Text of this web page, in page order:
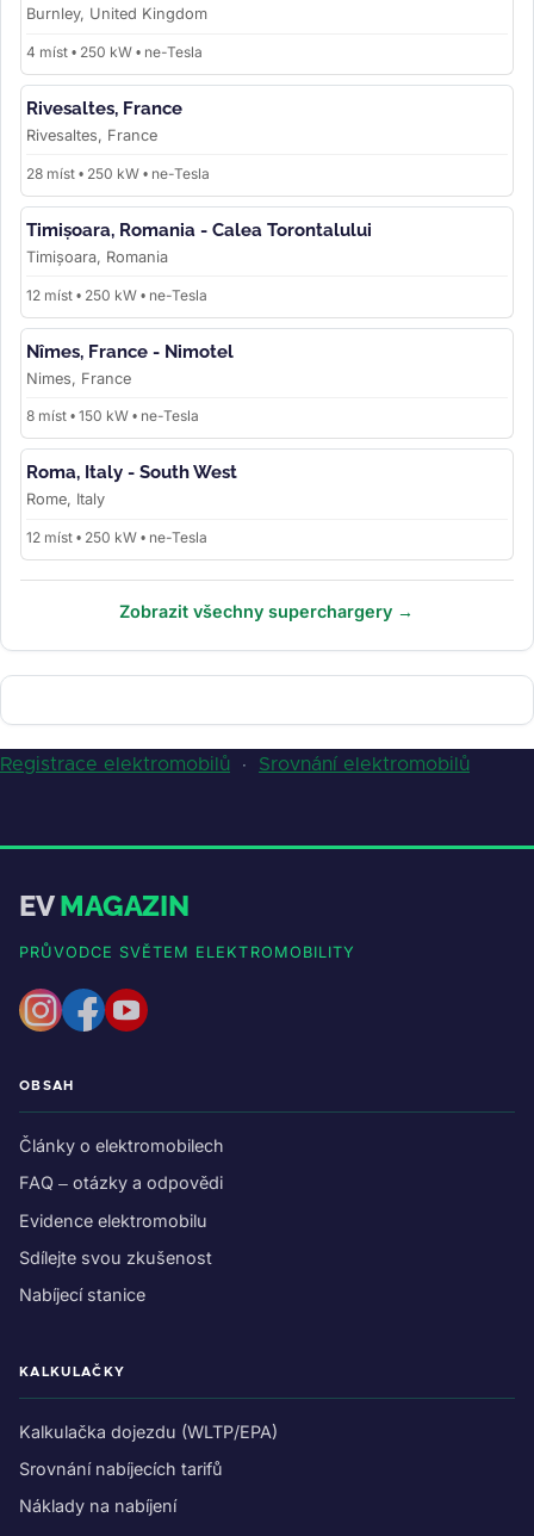
Burnley, United Kingdom
4 míst • 250 kW • ne-Tesla
Rivesaltes, France
Rivesaltes, France
28 míst • 250 kW • ne-Tesla
Timișoara, Romania - Calea Torontalului
Timișoara, Romania
12 míst • 250 kW • ne-Tesla
Nîmes, France - Nimotel
Nimes, France
8 míst • 150 kW • ne-Tesla
Roma, Italy - South West
Rome, Italy
12 míst • 250 kW • ne-Tesla
Zobrazit všechny superchargery →
Registrace elektromobilů · Srovnání elektromobilů
EVMAGAZIN
PRŮVODCE SVĚTEM ELEKTROMOBILITY
OBSAH
Články o elektromobilech
FAQ – otázky a odpovědi
Evidence elektromobilu
Sdílejte svou zkušenost
Nabíjecí stanice
KALKULAČKY
Kalkulačka dojezdu (WLTP/EPA)
Srovnání nabíjecích tarifů
Náklady na nabíjení